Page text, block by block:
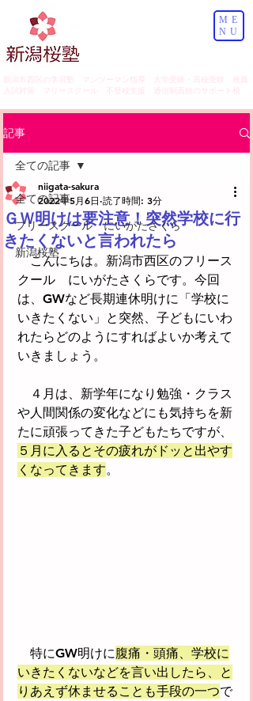
​新潟市西区の学習塾 マンツーマン指導 大学受験・高校受験 推薦
入試対策 フリースクール 不登校支援 通信制高校のサポート校
ME
NU
記事
全ての記事
フリースクール にいがたさくら
新潟桜塾
全ての記事
ＧＷ明けは要注意！突然学校に行
きたくないと言われたら
niigata-sakura
2022年5月6日 読了時間: 3分
こんにちは。新潟市西区のフリース
クール　にいがたさくらです。今回
は、GWなど長期連休明けに「学校に
いきたくない」と突然、子どもにいわ
れたらどのようにすればよいか考えて
いきましょう。
４月は、新学年になり勉強・クラス
や人間関係の変化などにも気持ちを新
たに頑張ってきた子どもたちですが、
５月に入るとその疲れがドッと出やす
くなってきます。
特にGW明けに腹痛・頭痛、学校に
いきたくないなどを言い出したら、と
りあえず休ませることも手段の一つで